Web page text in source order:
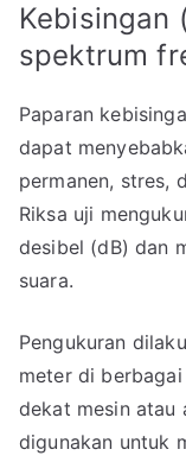
Kebisingan
spektrum
Paparan
dapat
permanen, stres,
Riksa uji
desibel (dB) dan
suara.
Pengukuran
meter di
dekat mesin atau
digunakan untuk